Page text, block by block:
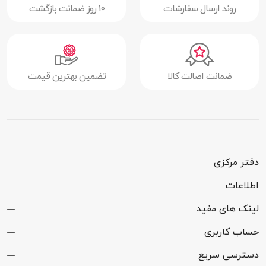
روند ارسال سفارشات 10 روز ضمانت بازگشت
ضمانت اصالت کالا تضمین بهترین قیمت
دفتر مرکزی
اطلاعات
لینک های مفید
حساب کاربری
دسترسی سریع